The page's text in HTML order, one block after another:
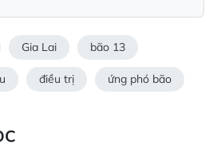
Gia Lai bão 13
điều trị ứng phó bão